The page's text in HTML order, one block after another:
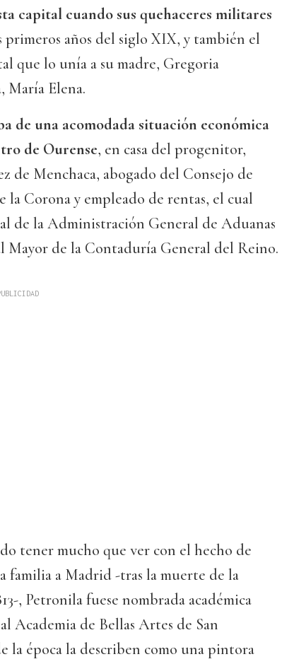
capital cuando sus quehaceres militares
primeros años del siglo XIX, y también el
que lo unía a su madre, Gregoria
María Elena.
de una acomodada situación económica
de Ourense, en casa del progenitor,
de Menchaca, abogado del Consejo de
Corona y empleado de rentas, el cual
de la Administración General de Aduanas
Mayor de la Contaduría General del Reino.
tener mucho que ver con el hecho de
familia a Madrid -tras la muerte de la
, Petronila fuese nombrada académica
Academia de Bellas Artes de San
la época la describen como una pintora